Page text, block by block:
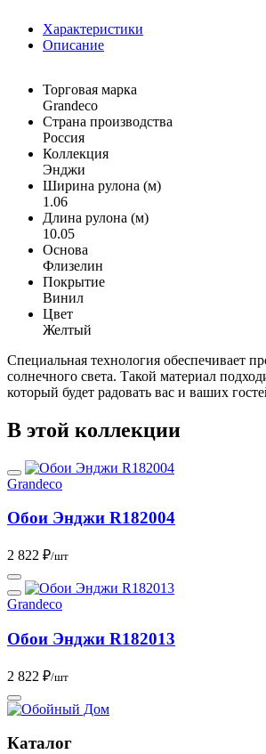
Характеристики
Описание
Торговая марка
Grandeco
Страна производства
Россия
Коллекция
Энджи
Ширина рулона (м)
1.06
Длина рулона (м)
10.05
Основа
Флизелин
Покрытие
Винил
Цвет
Желтый
Специальная технология обеспечивает
солнечного света. Такой материал
который будет радовать вас и ваших
В этой коллекции
Grandeco
Обои Энджи R182004
2 822 ₽/шт
Grandeco
Обои Энджи R182013
2 822 ₽/шт
Каталог